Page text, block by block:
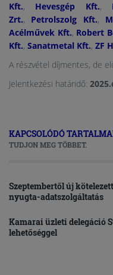
Kft., Hevesgép Kft.,
Zrt., Petrolszolg Kft.,
Acélművek Kft., Robert
Kft., Sanatmetal Kft., ZF
A részvétel díjmentes, de
Jelentkezési határidő:
KAPCSOLÓDÓ
TUDJON MEG TÖBBET.
Szeptembertől új
nyugta-adatszolgáltatás
Kamarai üzleti delegáció
lehetőséggel